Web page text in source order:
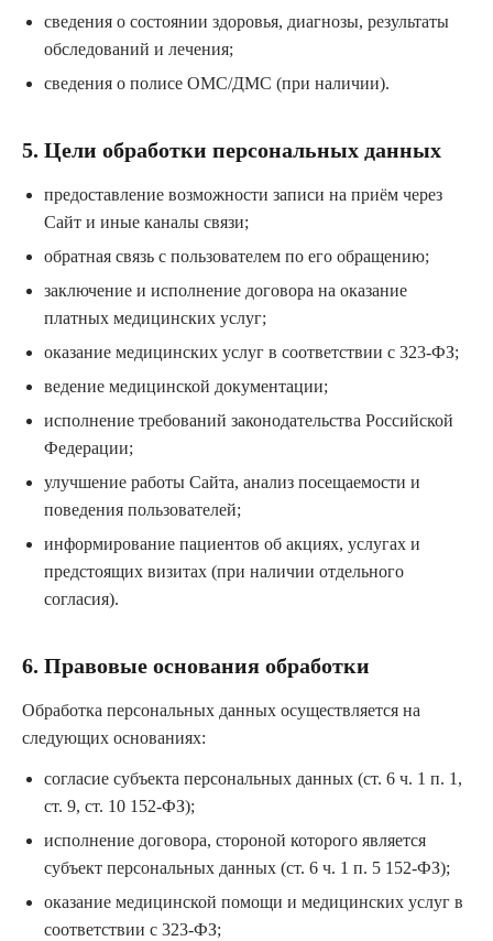
сведения о состоянии здоровья, диагнозы, результаты
обследований и лечения;
сведения о полисе ОМС/ДМС (при наличии).
5. Цели обработки персональных данных
предоставление возможности записи на приём через
Сайт и иные каналы связи;
обратная связь с пользователем по его обращению;
заключение и исполнение договора на оказание
платных медицинских услуг;
оказание медицинских услуг в соответствии с 323-ФЗ;
ведение медицинской документации;
исполнение требований законодательства Российской
Федерации;
улучшение работы Сайта, анализ посещаемости и
поведения пользователей;
информирование пациентов об акциях, услугах и
предстоящих визитах (при наличии отдельного
согласия).
6. Правовые основания обработки
Обработка персональных данных осуществляется на
следующих основаниях:
согласие субъекта персональных данных (ст. 6 ч. 1 п. 1,
ст. 9, ст. 10 152-ФЗ);
исполнение договора, стороной которого является
субъект персональных данных (ст. 6 ч. 1 п. 5 152-ФЗ);
оказание медицинской помощи и медицинских услуг в
соответствии с 323-ФЗ;